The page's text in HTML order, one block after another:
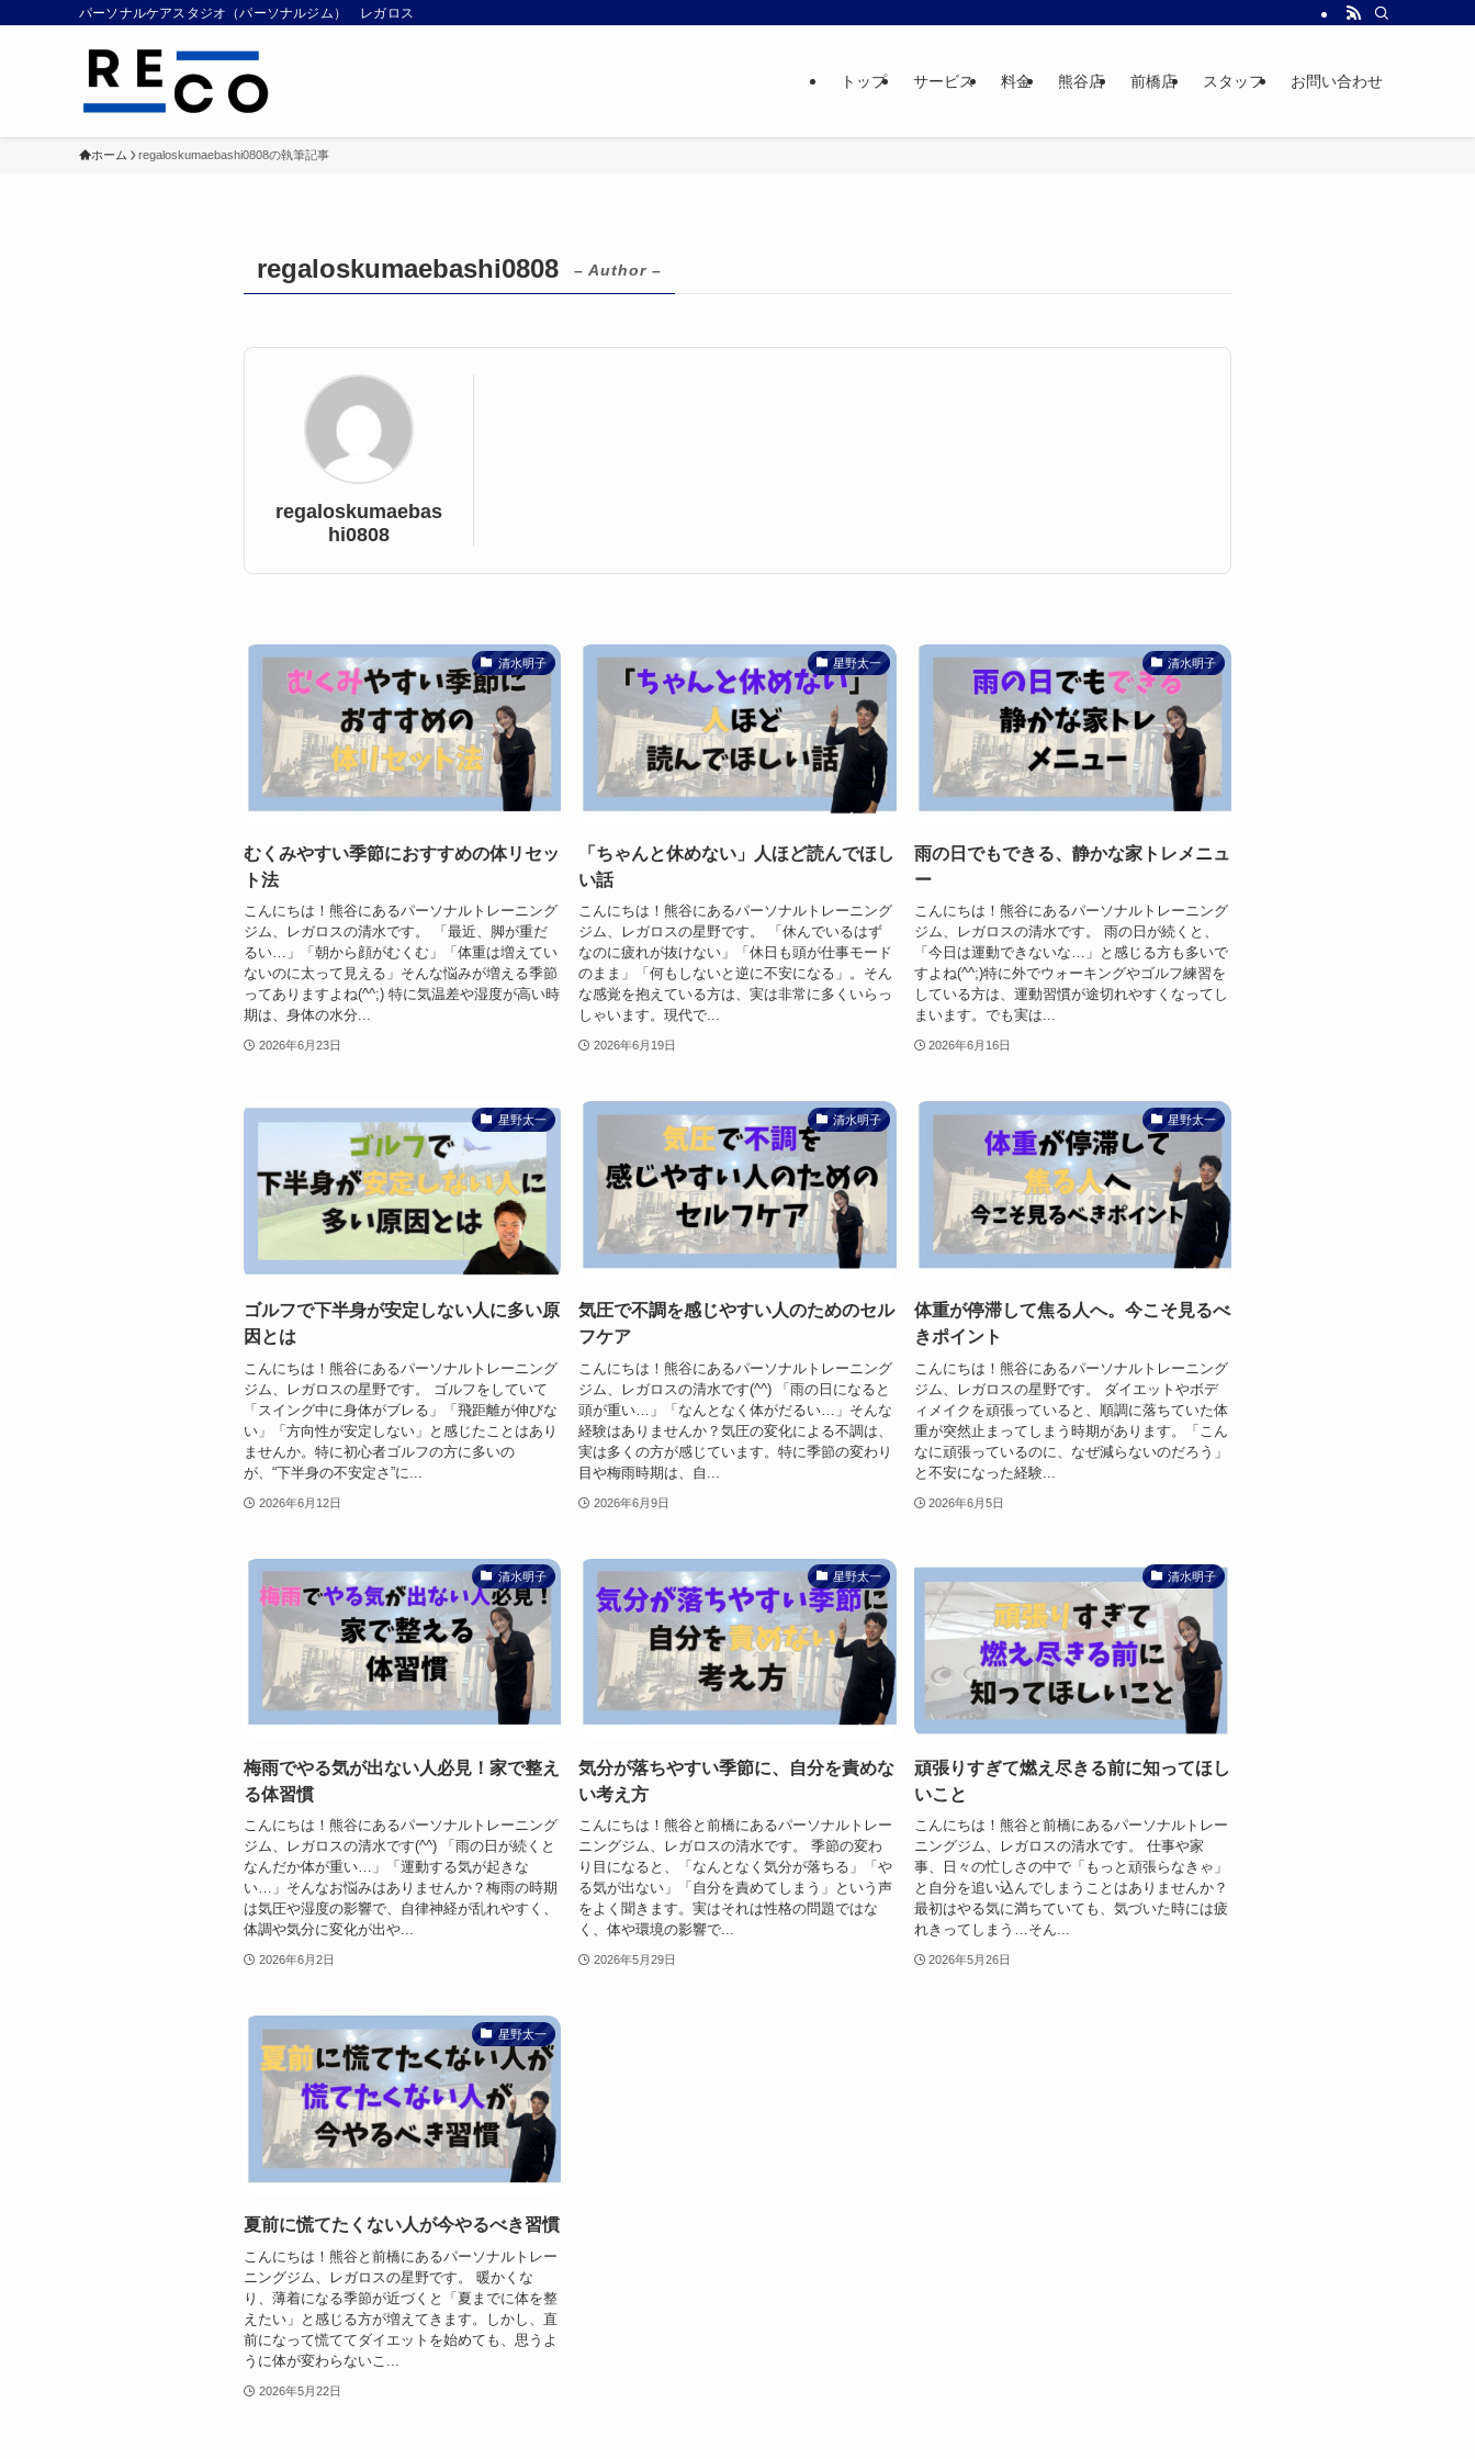
パーソナルケアスタジオ（パーソナルジム） レガロス
トップ サービス 料金 熊谷店 前橋店 スタッフ お問い合わせ
ホーム regaloskumaebashi0808の執筆記事
regaloskumaebashi0808 – Author –
regaloskumaebas
hi0808
清水明子
むくみやすい季節におすすめの体リセッ
ト法
こんにちは！熊谷にあるパーソナルトレーニング
ジム、レガロスの清水です。 「最近、脚が重だ
るい…」「朝から顔がむくむ」「体重は増えてい
ないのに太って見える」そんな悩みが増える季節
ってありますよね(^^;) 特に気温差や湿度が高い時
期は、身体の水分...
2026年6月23日
星野太一
「ちゃんと休めない」人ほど読んでほし
い話
こんにちは！熊谷にあるパーソナルトレーニング
ジム、レガロスの星野です。 「休んでいるはず
なのに疲れが抜けない」「休日も頭が仕事モード
のまま」「何もしないと逆に不安になる」。そん
な感覚を抱えている方は、実は非常に多くいらっ
しゃいます。現代で...
2026年6月19日
清水明子
雨の日でもできる、静かな家トレメニュ
ー
こんにちは！熊谷にあるパーソナルトレーニング
ジム、レガロスの清水です。 雨の日が続くと、
「今日は運動できないな…」と感じる方も多いで
すよね(^^;)特に外でウォーキングやゴルフ練習を
している方は、運動習慣が途切れやすくなってし
まいます。でも実は...
2026年6月16日
星野太一
ゴルフで下半身が安定しない人に多い原
因とは
こんにちは！熊谷にあるパーソナルトレーニング
ジム、レガロスの星野です。 ゴルフをしていて
「スイング中に身体がブレる」「飛距離が伸びな
い」「方向性が安定しない」と感じたことはあり
ませんか。特に初心者ゴルフの方に多いの
が、“下半身の不安定さ”に...
2026年6月12日
清水明子
気圧で不調を感じやすい人のためのセル
フケア
こんにちは！熊谷にあるパーソナルトレーニング
ジム、レガロスの清水です(^^) 「雨の日になると
頭が重い…」「なんとなく体がだるい…」そんな
経験はありませんか？気圧の変化による不調は、
実は多くの方が感じています。特に季節の変わり
目や梅雨時期は、自...
2026年6月9日
星野太一
体重が停滞して焦る人へ。今こそ見るべ
きポイント
こんにちは！熊谷にあるパーソナルトレーニング
ジム、レガロスの星野です。 ダイエットやボデ
ィメイクを頑張っていると、順調に落ちていた体
重が突然止まってしまう時期があります。「こん
なに頑張っているのに、なぜ減らないのだろう」
と不安になった経験...
2026年6月5日
清水明子
梅雨でやる気が出ない人必見！家で整え
る体習慣
こんにちは！熊谷にあるパーソナルトレーニング
ジム、レガロスの清水です(^^) 「雨の日が続くと
なんだか体が重い…」「運動する気が起きな
い…」そんなお悩みはありませんか？梅雨の時期
は気圧や湿度の影響で、自律神経が乱れやすく、
体調や気分に変化が出や...
2026年6月2日
星野太一
気分が落ちやすい季節に、自分を責めな
い考え方
こんにちは！熊谷と前橋にあるパーソナルトレー
ニングジム、レガロスの清水です。 季節の変わ
り目になると、「なんとなく気分が落ちる」「や
る気が出ない」「自分を責めてしまう」という声
をよく聞きます。実はそれは性格の問題ではな
く、体や環境の影響で...
2026年5月29日
清水明子
頑張りすぎて燃え尽きる前に知ってほし
いこと
こんにちは！熊谷と前橋にあるパーソナルトレー
ニングジム、レガロスの清水です。 仕事や家
事、日々の忙しさの中で「もっと頑張らなきゃ」
と自分を追い込んでしまうことはありませんか？
最初はやる気に満ちていても、気づいた時には疲
れきってしまう…そん...
2026年5月26日
星野太一
夏前に慌てたくない人が今やるべき習慣
こんにちは！熊谷と前橋にあるパーソナルトレー
ニングジム、レガロスの星野です。 暖かくな
り、薄着になる季節が近づくと「夏までに体を整
えたい」と感じる方が増えてきます。しかし、直
前になって慌ててダイエットを始めても、思うよ
うに体が変わらないこ...
2026年5月22日